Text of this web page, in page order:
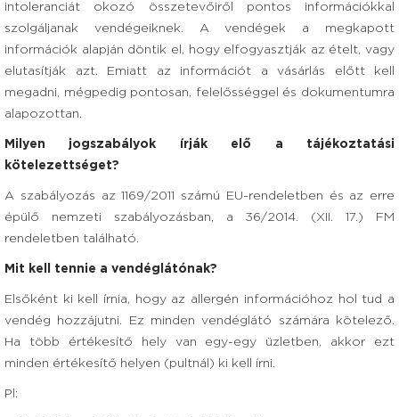
intoleranciát okozó összetevőiről pontos információkkal
szolgáljanak vendégeiknek. A vendégek a megkapott
információk alapján döntik el, hogy elfogyasztják az ételt, vagy
elutasítják azt. Emiatt az információt a vásárlás előtt kell
megadni, mégpedig pontosan, felelősséggel és dokumentumra
alapozottan.
Milyen jogszabályok írják elő a tájékoztatási
kötelezettséget?
A szabályozás az 1169/2011 számú EU-rendeletben és az erre
épülő nemzeti szabályozásban, a 36/2014. (XII. 17.) FM
rendeletben található.
Mit kell tennie a vendéglátónak?
Elsőként ki kell írnia, hogy az allergén információhoz hol tud a
vendég hozzájutni. Ez minden vendéglátó számára kötelező.
Ha több értékesítő hely van egy-egy üzletben, akkor ezt
minden értékesítő helyen (pultnál) ki kell írni.
Pl: